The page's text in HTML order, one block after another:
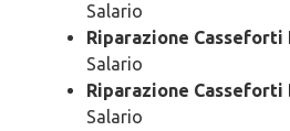
Salario
Riparazione Casseforti
Salario
Riparazione Casseforti
Salario